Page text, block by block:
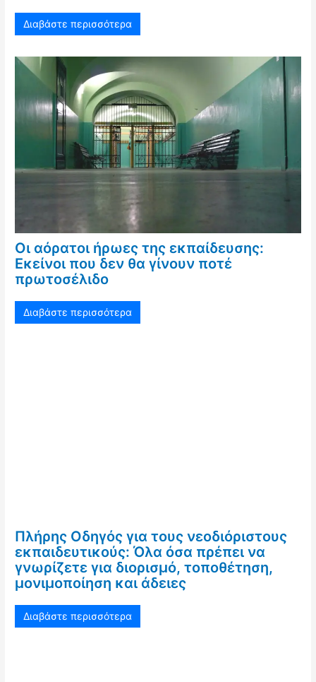
Διαβάστε περισσότερα
Οι αόρατοι ήρωες της εκπαίδευσης:
Εκείνοι που δεν θα γίνουν ποτέ
πρωτοσέλιδο
Διαβάστε περισσότερα
Πλήρης Οδηγός για τους νεοδιόριστους
εκπαιδευτικούς: Όλα όσα πρέπει να
γνωρίζετε για διορισμό, τοποθέτηση,
μονιμοποίηση και άδειες
Διαβάστε περισσότερα